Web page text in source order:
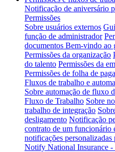
Notificação de aniversário
Permissões
Sobre usuários externos
função de administrador
documentos Bem-vindo ao
Permissões da organização
do talento Permissões da
Permissões de folha de
Fluxos de trabalho e
Sobre automação de fluxo
Fluxo de Trabalho Sobre
trabalho de integração
desligamento Notificação
contrato de um funcionário
notificações
Notify National Insurance